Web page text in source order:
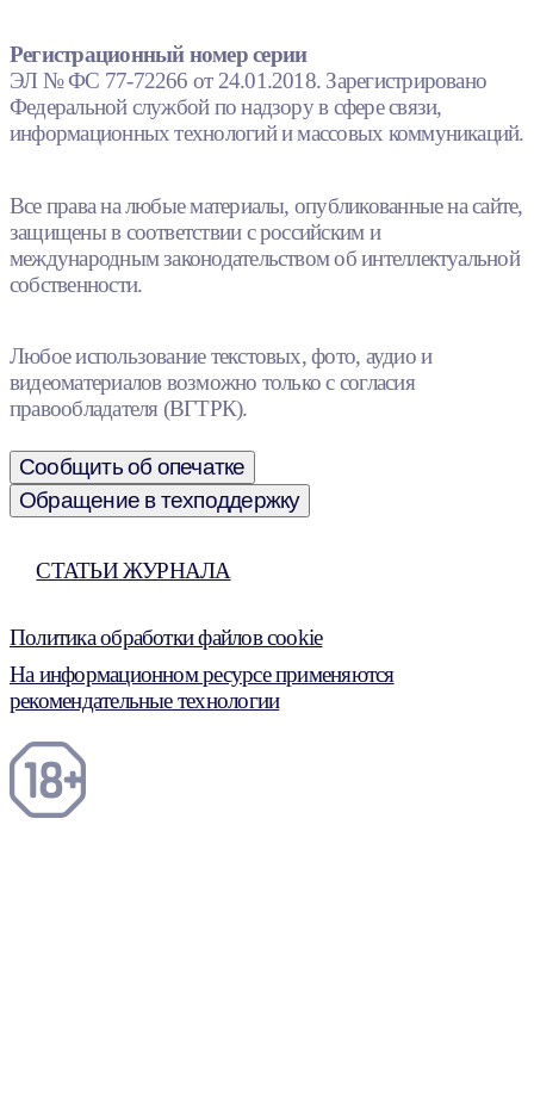
Регистрационный номер серии
ЭЛ № ФС 77-72266 от 24.01.2018. Зарегистрировано
Федеральной службой по надзору в сфере связи,
информационных технологий и массовых коммуникаций.
Все права на любые материалы, опубликованные на сайте,
защищены в соответствии с российским и
международным законодательством об интеллектуальной
собственности.
Любое использование текстовых, фото, аудио и
видеоматериалов возможно только с согласия
правообладателя (ВГТРК).
Сообщить об опечатке
Обращение в техподдержку
СТАТЬИ ЖУРНАЛА
Политика обработки файлов cookie
На информационном ресурсе применяются
рекомендательные технологии